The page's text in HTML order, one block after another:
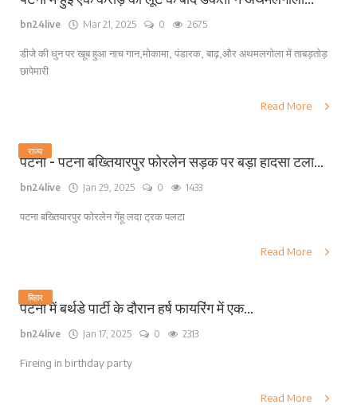
bn24live Mar 21, 2025 0 2675
डीजे की धुन पर खूब हुआ नाच गान,मोकामा, पंडारक, बाढ़,और अथमलगोला में ताबड़तोड़
छापेमारी
Read More
राज्य
पटना - पटना बख्तियारपुर फोरलेन सड़क पर बड़ा हादसा टला...
bn24live Jan 29, 2025 0 1433
पटना बख्तियारपुर फोरलेन गेंहू लदा ट्रक पलटा
Read More
बिहार
पटना में बर्थडे पार्टी के दौरान हर्ष फायरिंग में एक...
bn24live Jan 17, 2025 0 2313
Fireing in birthday party
Read More